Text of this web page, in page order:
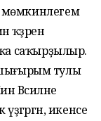
мөмкинлегем
саҡырҙылыр.
шығырым тулы
Вәсиләне
икенсе